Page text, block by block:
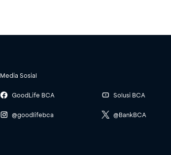
Media Sosial
GoodLife BCA
@goodlifebca
Solusi BCA
@BankBCA